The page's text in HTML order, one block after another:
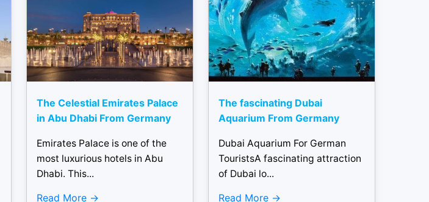
The Celestial Emirates Palace
in Abu Dhabi From Germany
Emirates Palace is one of the
most luxurious hotels in Abu
Dhabi. This...
Read More
The fascinating Dubai
Aquarium From Germany
Dubai Aquarium For German
TouristsA fascinating attraction
of Dubai lo...
Read More